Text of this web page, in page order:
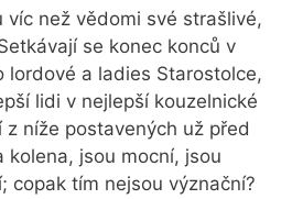
víc než vědomi své strašlivé,
se konec konců v
lordové a ladies Starostolce,
lidi v nejlepší kouzelnické
níže postavených už před
kolena, jsou mocní, jsou
copak tím nejsou význační?